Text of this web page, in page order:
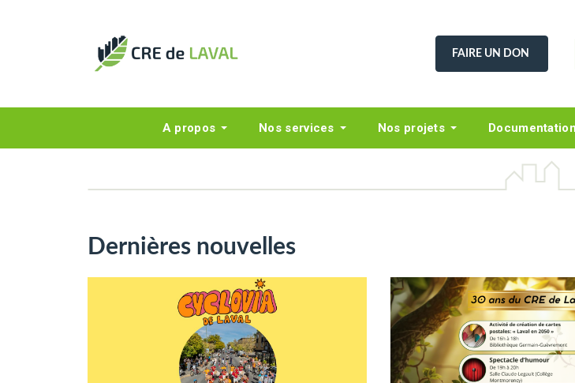
FAIRE UN DON
A propos Nos services Nos projets Documentation
Dernières nouvelles